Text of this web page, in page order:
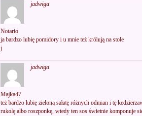
jadwiga
Notario
ja bardzo lubię pomidory i u mnie też królują na stole
j
jadwiga
Majka47
też bardzo lubię zieloną sałatę różnych odmian i tę
rukolę albo roszponkę, wtedy ten sos świetnie komponuje